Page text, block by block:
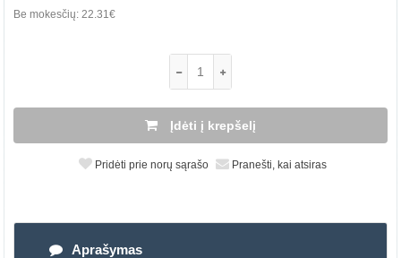
Be mokesčių: 22.31€
Įdėti į krepšelį
Pridėti prie norų sąrašo Pranešti, kai atsiras
Aprašymas